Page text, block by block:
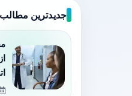
جدیدترین مطالب